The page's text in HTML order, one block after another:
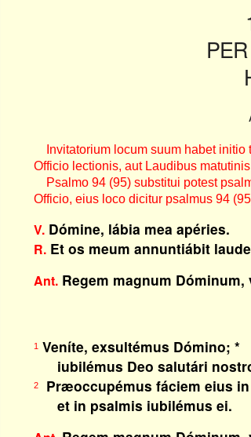
Invitatorium locum suum habet
Officio lectionis, aut Laudibus
Psalmo 94 (95) substitui potest
Officio, eius loco dicitur psalmus 94
V. Dómine, lábia mea apéries.
R. Et os meum annuntiábit
Ant. Regem magnum
1 Veníte, exsultémus Dómino; *
iubilémus Deo salutári
2
Præoccupémus fáciem eius
et in psalmis iubilémus ei.